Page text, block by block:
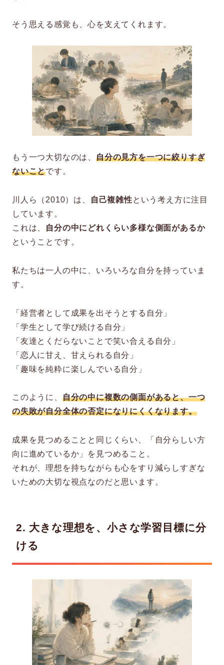
そう思える感覚も、心を支えてくれます。
もう一つ大切なのは、 自分の見方を一つに絞りすぎ
ないことです。
川人ら（2010）は、 自己複雑性という考え方に注目
しています。
これは、
自分の中にどれくらい多様な側面があるか
ということです。
私たちは一人の中に、いろいろな自分を持っていま
す。
「経営者として成果を出そうとする自分」
「学生として学び続ける自分」
「友達とくだらないことで笑い合える自分」
「恋人に甘え、甘えられる自分」
「趣味を純粋に楽しんでいる自分」
このように、 自分の中に複数の側面があると、一つ
の失敗が自分全体の否定になりにくくなります。
成果を見つめることと同じくらい、「自分らしい方
向に進めているか」を見つめること。
それが、理想を持ちながらも心をすり減らしすぎな
いための大切な視点なのだと思います。
2. 大きな理想を、小さな学習目標に分
ける